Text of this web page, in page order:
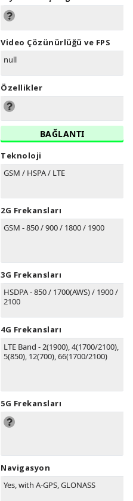
Video Çözünürlüğü ve FPS
null
Özellikler
BAĞLANTI
Teknoloji
GSM / HSPA / LTE
2G Frekansları
GSM - 850 / 900 / 1800 / 1900
3G Frekansları
HSDPA - 850 / 1700(AWS) / 1900 /
2100
4G Frekansları
LTE Band - 2(1900), 4(1700/2100),
5(850), 12(700), 66(1700/2100)
5G Frekansları
Navigasyon
Yes, with A-GPS, GLONASS